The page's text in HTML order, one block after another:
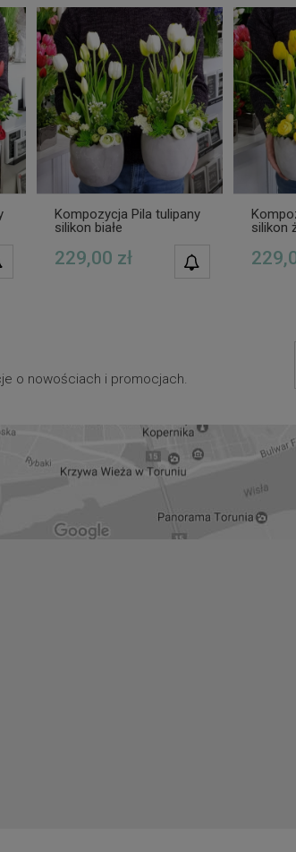
POWIADOM O
DOSTĘPNOŚCI
Kompozycja Pila tulipany
silikon białe
229,00 zł
POWIADOM O
DOSTĘPNOŚCI
silikon
o nowościach i promocjach.